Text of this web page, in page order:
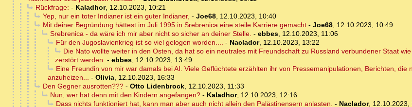
Rückfrage: - Kaladhor, 12.10.2023, 10:21
Yep, nur ein toter Indianer ist ein guter Indianer, - Joe68, 12.10.2023, 10:40
Mit deiner Begründung hättest im Juli 1995 in Srebrenica eine steile Karriere gemacht- Joe68, 12.10.2023, 10:49
Srebrenica - da wäre ich mir aber nicht so sicher an deiner Stelle. - ebbes, 12.10.2023, 11:06
Für den Jugoslavienkrieg ist so viel gelogen worden.... - Naclador, 12.10.2023, 13:22
Die Nato wollte weiter in den Osten, da hat so ein neutrales mit Freundschaft zu Russland verbundener Staat
zerstört werden. - ebbes, 12.10.2023, 13:49
Eine Freundin von mir war damals bei AI. Viele Geflüchtete erzählten ihr von Pressemanipulationen, Berichten, die
anzuheizen... - Olivia, 12.10.2023, 16:33
Den Gegner ausrotten???- Otto Lidenbrock, 12.10.2023, 11:33
Nun, wer hat denn mit den Kindern angefangen?- Kaladhor, 12.10.2023, 12:16
Dass nichts funktioniert hat, kann man aber auch nicht allein den Palästinensern anlasten. - Naclador, 12.10.2023,